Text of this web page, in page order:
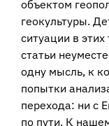
объектом
геокультуры.
ситуации в
статьи
одну мысль, к
попытки
перехода: ни с
по пути. К